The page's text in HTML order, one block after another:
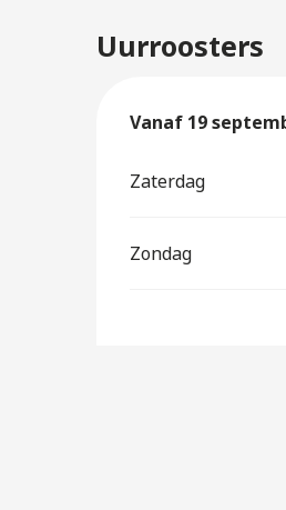
Uurroosters
Vanaf 19
Vanaf 19
Zaterdag
Zondag